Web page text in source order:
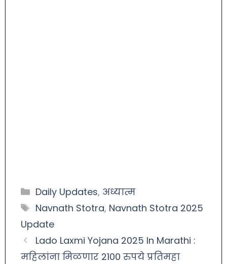
Daily Updates, अध्यात्म
Navnath Stotra, Navnath Stotra 2025
Update
Lado Laxmi Yojana 2025 In Marathi :
महिलांना मिळणार 2100 रुपये प्रतिमहा